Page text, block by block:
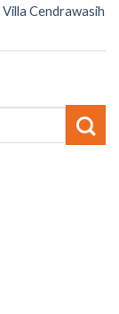
Villa Cendrawasih